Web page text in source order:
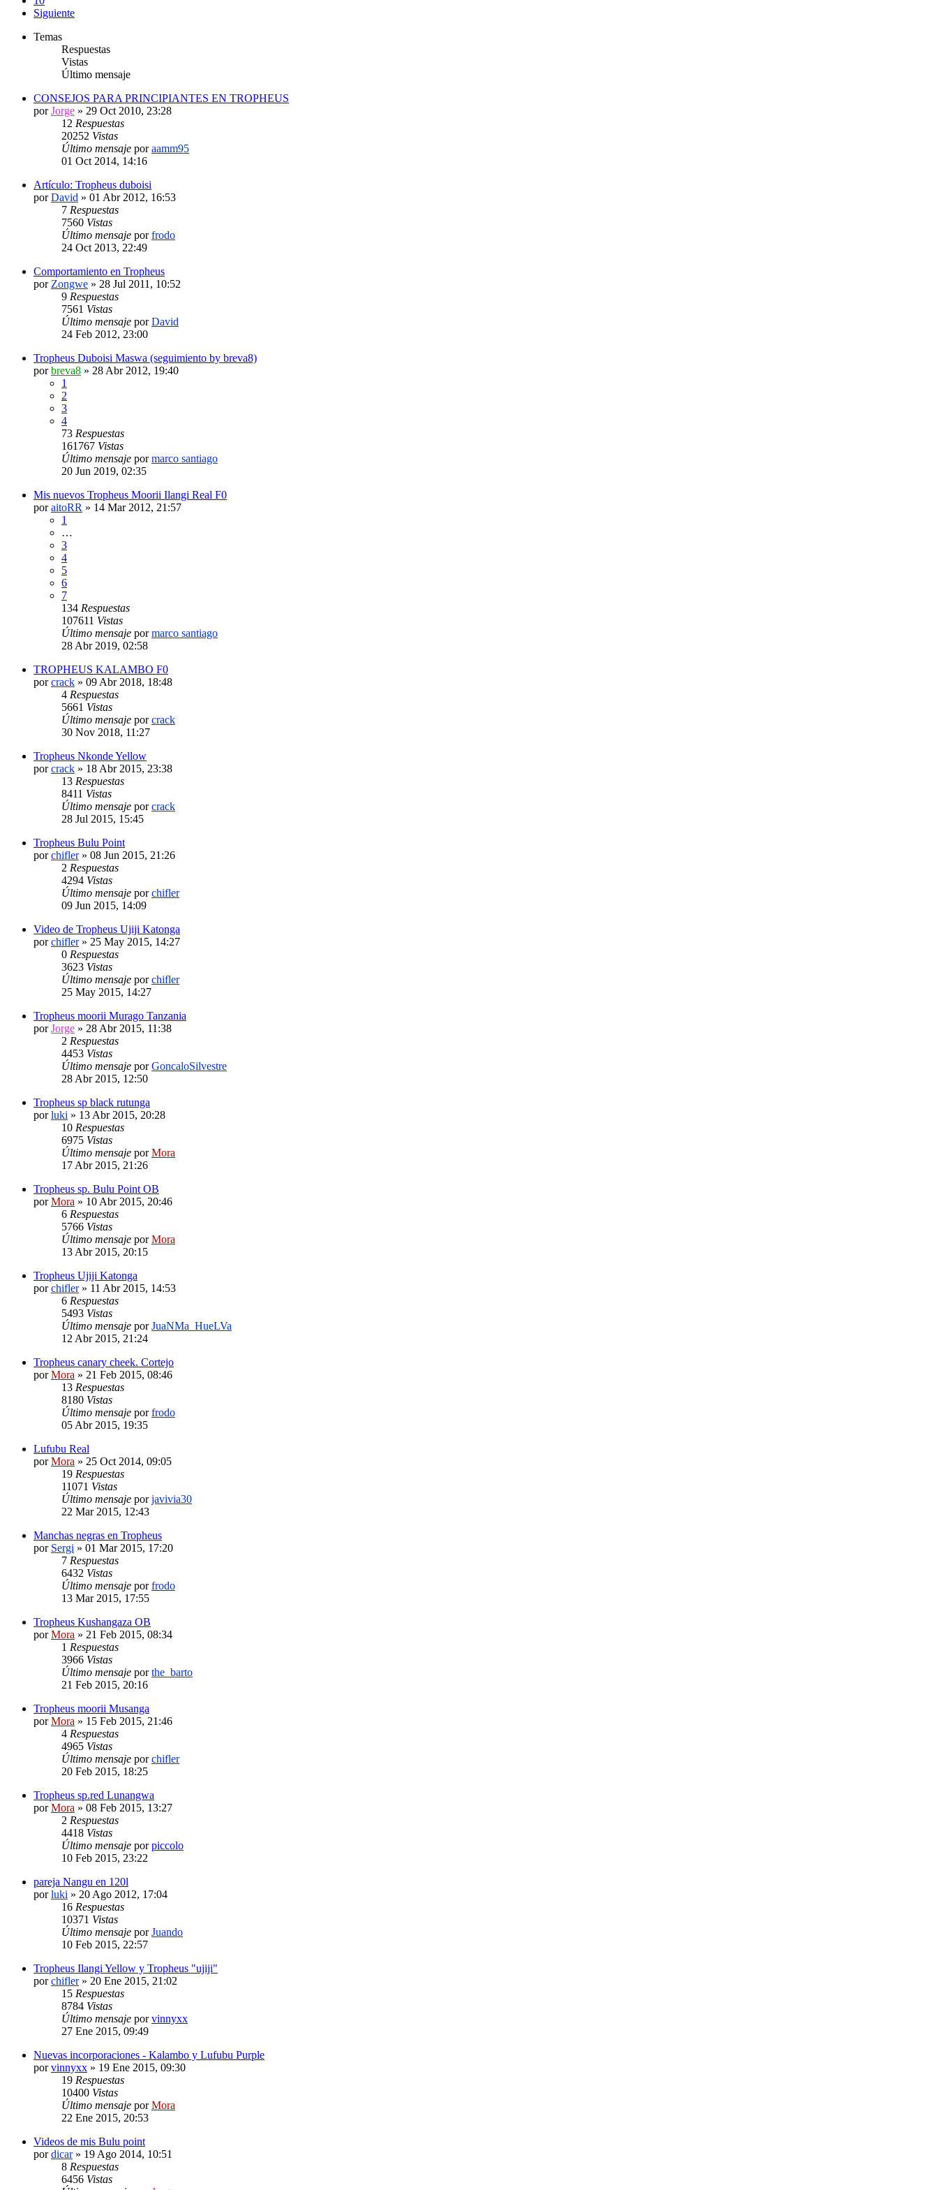
Siguiente
Temas
Respuestas
Vistas
Último mensaje
CONSEJOS PARA PRINCIPIANTES EN TROPHEUS
porJorge » 29 Oct 2010, 23:28
12 Respuestas
20252 Vistas
Último mensaje poraamm95
01 Oct 2014, 14:16
Artículo: Tropheus duboisi
porDavid » 01 Abr 2012, 16:53
7 Respuestas
7560 Vistas
Último mensaje porfrodo
24 Oct 2013, 22:49
Comportamiento en Tropheus
por Zongwe » 28 Jul 2011, 10:52
9 Respuestas
7561 Vistas
Último mensaje porDavid
24 Feb 2012, 23:00
Tropheus Duboisi Maswa (seguimiento by breva8)
porbreva8 » 28 Abr 2012, 19:40
1
2
3
4
73 Respuestas
161767 Vistas
Último mensaje pormarco santiago
20 Jun 2019, 02:35
Mis nuevos Tropheus Moorii Ilangi Real F0
poraitoRR » 14 Mar 2012, 21:57
1
…
3
4
5
6
7
134 Respuestas
107611 Vistas
Último mensaje pormarco santiago
28 Abr 2019, 02:58
TROPHEUS KALAMBO F0
porcrack » 09 Abr 2018, 18:48
4 Respuestas
5661 Vistas
Último mensaje porcrack
30 Nov 2018, 11:27
Tropheus Nkonde Yellow
porcrack » 18 Abr 2015, 23:38
13 Respuestas
8411 Vistas
Último mensaje porcrack
28 Jul 2015, 15:45
Tropheus Bulu Point
porchifler» 08 Jun 2015, 21:26
2 Respuestas
4294 Vistas
Último mensaje porchifler
09 Jun 2015, 14:09
Video de Tropheus Ujiji Katonga
porchifler» 25 May 2015, 14:27
0 Respuestas
3623 Vistas
Último mensaje porchifler
25 May 2015, 14:27
Tropheus moorii Murago Tanzania
porJorge » 28 Abr 2015, 11:38
2 Respuestas
4453 Vistas
Último mensaje porGoncaloSilvestre
28 Abr 2015, 12:50
Tropheus sp black rutunga
porluki » 13 Abr 2015, 20:28
10 Respuestas
6975 Vistas
Último mensaje porMora
17 Abr 2015, 21:26
Tropheus sp. Bulu Point OB
porMora » 10 Abr 2015, 20:46
6 Respuestas
5766 Vistas
Último mensaje porMora
13 Abr 2015, 20:15
Tropheus Ujiji Katonga
porchifler» 11 Abr 2015, 14:53
6 Respuestas
5493 Vistas
Último mensaje porJuaNMa_HueLVa
12 Abr 2015, 21:24
Tropheus canary cheek. Cortejo
porMora » 21 Feb 2015, 08:46
13 Respuestas
8180 Vistas
Último mensaje porfrodo
05 Abr 2015, 19:35
Lufubu Real
porMora » 25 Oct 2014, 09:05
19 Respuestas
11071 Vistas
Último mensaje porjavivia30
22 Mar 2015, 12:43
Manchas negras en Tropheus
por Sergi » 01 Mar 2015, 17:20
7 Respuestas
6432 Vistas
Último mensaje porfrodo
13 Mar 2015, 17:55
Tropheus Kushangaza OB
porMora » 21 Feb 2015, 08:34
1 Respuestas
3966 Vistas
Último mensaje porthe_barto
21 Feb 2015, 20:16
Tropheus moorii Musanga
porMora » 15 Feb 2015, 21:46
4 Respuestas
4965 Vistas
Último mensaje porchifler
20 Feb 2015, 18:25
Tropheus sp.red Lunangwa
porMora » 08 Feb 2015, 13:27
2 Respuestas
4418 Vistas
Último mensaje porpiccolo
10 Feb 2015, 23:22
pareja Nangu en 120l
porluki » 20 Ago 2012, 17:04
16 Respuestas
10371 Vistas
Último mensaje porJuando
10 Feb 2015, 22:57
Tropheus Ilangi Yellow y Tropheus "ujiji"
porchifler» 20 Ene 2015, 21:02
15 Respuestas
8784 Vistas
Último mensaje porvinnyxx
27 Ene 2015, 09:49
Nuevas incorporaciones - Kalambo y Lufubu Purple
porvinnyxx » 19 Ene 2015, 09:30
19 Respuestas
10400 Vistas
Último mensaje porMora
22 Ene 2015, 20:53
Videos de mis Bulu point
pordicar» 19 Ago 2014, 10:51
8 Respuestas
6456 Vistas